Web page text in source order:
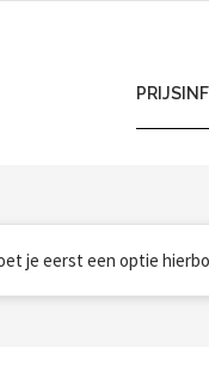
je eerst een optie